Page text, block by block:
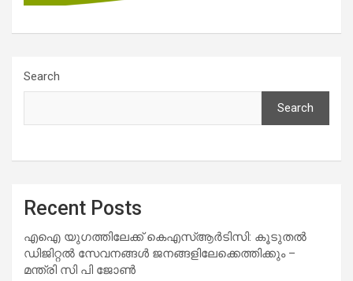
Search
Search
Recent Posts
എഐ യുഗത്തിലേക്ക് കെഎസ്ആർടിസി: കൂടുതൽ
ഡിജിറ്റൽ സേവനങ്ങൾ ജനങ്ങളിലേക്കെത്തിക്കും –
മന്ത്രി സി പി ജോൺ